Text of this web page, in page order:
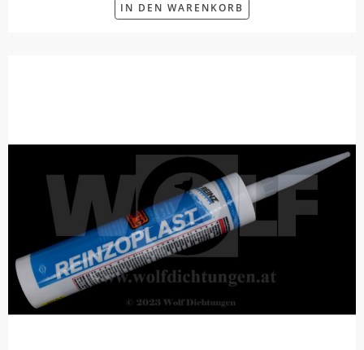
IN DEN WARENKORB